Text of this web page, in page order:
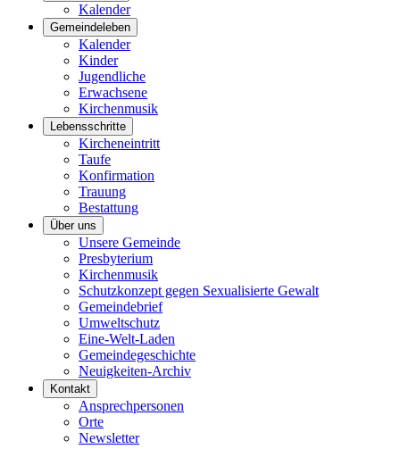
Kalender
Gemeindeleben
Kalender
Kinder
Jugendliche
Erwachsene
Kirchenmusik
Lebensschritte
Kircheneintritt
Taufe
Konfirmation
Trauung
Bestattung
Über uns
Unsere Gemeinde
Presbyterium
Kirchenmusik
Schutzkonzept gegen Sexualisierte Gewalt
Gemeindebrief
Umweltschutz
Eine-Welt-Laden
Gemeindegeschichte
Neuigkeiten-Archiv
Kontakt
Ansprechpersonen
Orte
Newsletter